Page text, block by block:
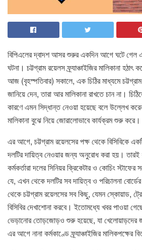
বিপিএলের দ্বাদশ আসর শুরুর একদিন আগে ঘটে গেল
ঘটনা। চট্টগ্রাম রয়েলস ফ্র্যাঞ্চাইজির মালিকানা হঠাৎ
আজ (বৃহস্পতিবার) সকালে, এক চিঠির মাধ্যমে
জানিয়ে দেন, তারা আর মালিকানা রাখতে চান না।
কারণে এমন সিদ্ধান্ত নেওয়া হয়েছে বলে উল্লেখ
মালিকানা বুঝে নিয়ে জোরালোভাবে কার্যক্রম শুরু করে।
এর আগে, চট্টগ্রাম রয়েলসের পক্ষ থেকে বিসিবিকে
দলটির দায়িত্ব নেওয়ার জন্য অনুরোধ করা হয়। তারই
কর্মকর্তারা দলের সিনিয়র ক্রিকেটার ও কোচিং স্টাফের
যে, এখন থেকে দলটির সব দায়িত্ব ও পরিচালনা
থেকে চট্টগ্রাম রয়েলসের সব কিছু, যেমন স্কোয়াড,
বিসিবির দেখাশোনা করবে। ইতোমধ্যে খবর পাওয়া
ভেড়ানোর তোড়জোড়ও শুরু হয়েছে, যা খেলোয়াড়দের
এর আগে নানা কর্মকাণ্ডে ফ্র্যাঞ্চাইজির মালিকপক্ষের